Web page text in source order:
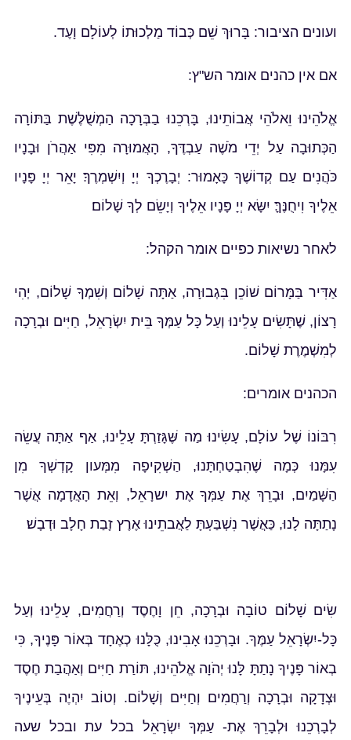
ועונים הציבור: בָּרוּךְ שֵׁם כְּבוֹד מַלְכוּתוֹ לְעוֹלָם וָעֶד.
אם אין כהנים אומר הש"ץ:
אֱלֹהֵינוּ וֵאלֹהֵי אֲבוֹתֵינוּ, בָּרְכֵנוּ בַבְּרָכָה הַמְשֻׁלֶּשֶׁת בַּתּוֹרָה
הַכְּתוּבָה עַל יְדֵי מֹשֶׁה עַבְדֶּךָ, הָאֲמוּרָה מִפִּי אַהֲרֹן וּבָנָיו
כֹּהֲנִים עַם קְדוֹשֶׁךָ כָּאָמוּר: יְבָרֶכְךָ יְיָ וְיִשְׁמְרֶךָ׃ יָאֵר יְיָ פָּנָיו
אֵלֶיךָ וִיחֻנֶּךָּ׃ יִשָּׂא יְיָ פָּנָיו אֵלֶיךָ וְיָשֵׂם לְךָ שָׁלוֹם׃
לאחר נשיאות כפיים אומר הקהל:
אַדִּיר בַּמָּרוֹם שׁוֹכֵן בִּגְבוּרָה, אַתָּה שָׁלוֹם וְשִׁמְךָ שָׁלוֹם, יְהִי
רָצוֹן, שֶׁתָּשִׂים עָלֵינוּ וְעַל כָּל עַמְּךָ בֵּית יִשְׂרָאֵל, חַיִּים וּבְרָכָה
לְמִשְׁמֶרֶת שָׁלוֹם.
הכהנים אומרים:
רִבּוֹנוֹ שֶׁל עוֹלָם, עָשִׂינוּ מַה שֶּׁגָּזַרְתָּ עָלֵינוּ, אַף אַתָּה עֲשֵׂה
עִמָּנוּ כְּמָה שֶׁהִבְטַחְתָּנוּ, הַשְׁקִיפָה מִמְּעון קָדְשְׁךָ מִן
הַשָּׁמַיִם, וּבָרֵךְ אֶת עַמְּךָ אֶת יִשרָאֵל, וְאֵת הָאֲדָמָה אֲשֶׁר
נָתַתָּה לָנוּ, כַּאֲשֶׁר נִשְׁבַּעְתָּ לַאֲבתֵינוּ אֶרֶץ זָבַת חָלָב וּדְבָשׁ׃
שִׂים שָׁלוֹם טוֹבָה וּבְרָכָה, חֵן וָחֶסֶד וְרַחֲמִים, עָלֵינוּ וְעַל
כָּל-יִשְׂרָאֵל עַמֶּךָ. וּבָרְכֵנוּ אָבִינוּ, כֻּלָּנוּ כְאֶחָד בְּאוֹר פָּנֶיךָ, כִּי
בְאוֹר פָּנֶיךָ נָתַתָּ לָּנוּ יְהֹוָה אֱלֹהֵינוּ, תּוֹרַת חַיִּים וְאַהֲבַת חֶסֶד
וּצְדָקָה וּבְרָכָה וְרַחֲמִים וְחַיִּים וְשָׁלוֹם. וְטוֹב יִהְיֶה בְּעֵינֶיךָ
לְבָרְכֵנוּ וּלְבָרֵךְ אֶת- עַמְּךָ יִשְׂרָאֵל בכל עת ובכל שעה